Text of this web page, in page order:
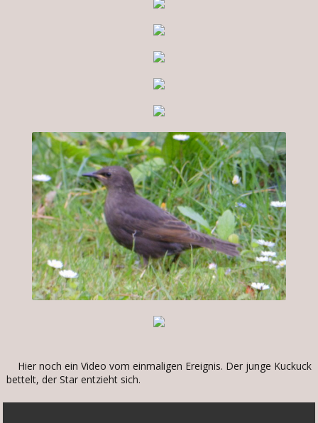
Hier noch ein Video vom einmaligen Ereignis. Der junge Kuckuck
bettelt, der Star entzieht sich.